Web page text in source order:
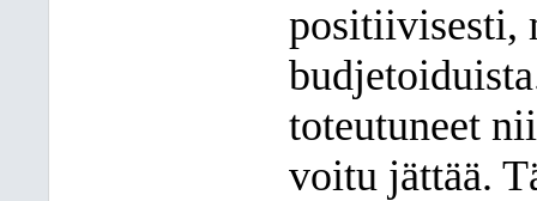
positiivisesti,
toteutuneet
voitu jättää.